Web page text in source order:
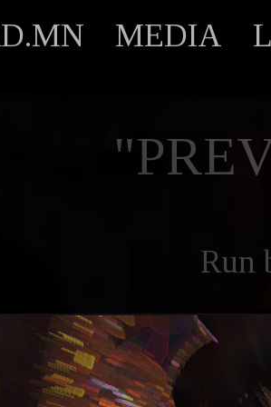
MEDIA
Run